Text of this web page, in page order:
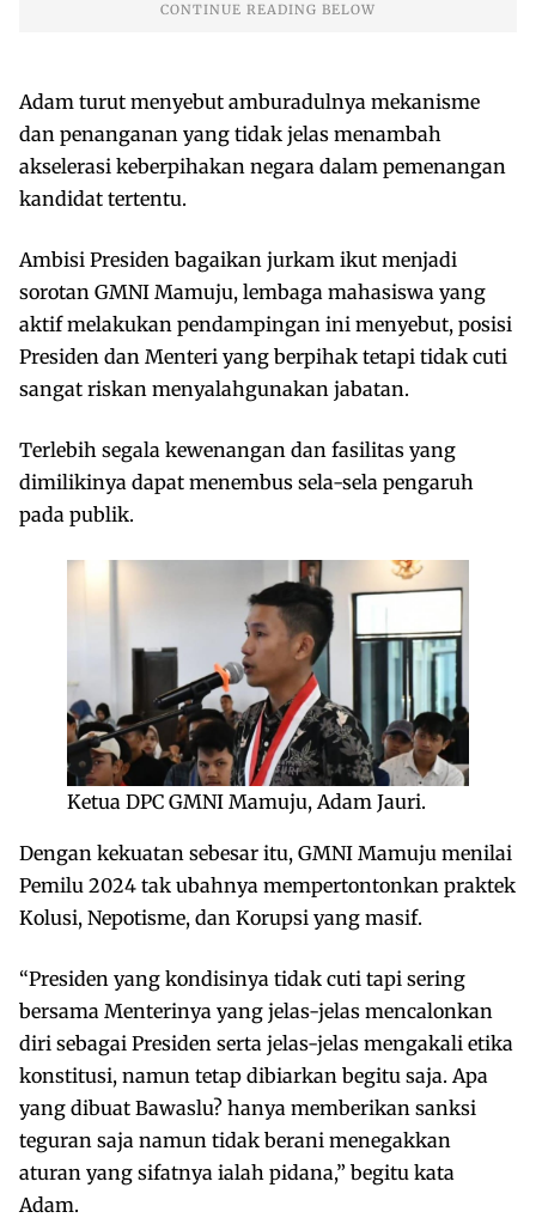
Adam turut menyebut amburadulnya mekanisme
dan penanganan yang tidak jelas menambah
akselerasi keberpihakan negara dalam pemenangan
kandidat tertentu.
Ambisi Presiden bagaikan jurkam ikut menjadi
sorotan GMNI Mamuju, lembaga mahasiswa yang
aktif melakukan pendampingan ini menyebut, posisi
Presiden dan Menteri yang berpihak tetapi tidak cuti
sangat riskan menyalahgunakan jabatan.
Terlebih segala kewenangan dan fasilitas yang
dimilikinya dapat menembus sela-sela pengaruh
pada publik.
Ketua DPC GMNI Mamuju, Adam Jauri.
Dengan kekuatan sebesar itu, GMNI Mamuju menilai
Pemilu 2024 tak ubahnya mempertontonkan praktek
Kolusi, Nepotisme, dan Korupsi yang masif.
“Presiden yang kondisinya tidak cuti tapi sering
bersama Menterinya yang jelas-jelas mencalonkan
diri sebagai Presiden serta jelas-jelas mengakali etika
konstitusi, namun tetap dibiarkan begitu saja. Apa
yang dibuat Bawaslu? hanya memberikan sanksi
teguran saja namun tidak berani menegakkan
aturan yang sifatnya ialah pidana,” begitu kata
Adam.